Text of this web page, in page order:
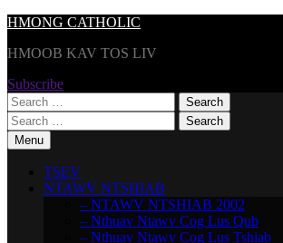
Skip
content
HMONG CATHOLIC
HMOOB KAV TOS LIV
Subscribe
Search
for:
Search
for:Menu
TSEV
NTAWV NTSHIAB
– NTAWV NTSHIAB 2002
– Nthuav Ntawv Cog Lus Qub
– Nthuav Ntawv Cog Lus Tshiab